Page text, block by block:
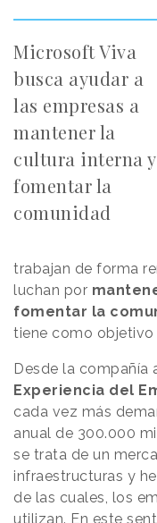
Microsoft Viva
busca ayudar a
las empresas a
mantener la
cultura interna y
fomentar la
comunidad
trabajan de forma
luchan por
fomentar la
tiene como objetivo
Desde la compañía
Experiencia del
cada vez más
anual de 300.000
se trata de un
infraestructuras y
de las cuales, los
utilizan. En este